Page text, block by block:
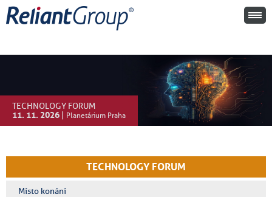
TECHNOLOGY FORUM
11. 11. 2026 | Planetárium Praha
TECHNOLOGY FORUM
Místo konání